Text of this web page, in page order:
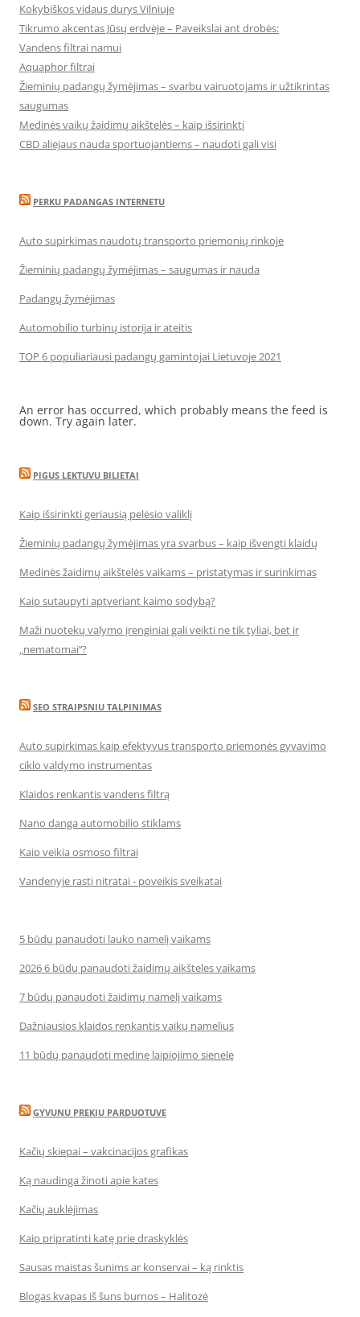
Kokybiškos vidaus durys Vilniuje
Tikrumo akcentas Jūsų erdvėje – Paveikslai ant drobės:
Vandens filtrai namui
Aquaphor filtrai
Žieminių padangų žymėjimas – svarbu vairuotojams ir užtikrintas
saugumas
Medinės vaikų žaidimų aikštelės – kaip išsirinkti
CBD aliejaus nauda sportuojantiems – naudoti gali visi
PERKU PADANGAS INTERNETU
Auto supirkimas naudotų transporto priemonių rinkoje
Žieminių padangų žymėjimas – saugumas ir nauda
Padangų žymėjimas
Automobilio turbinų istorija ir ateitis
TOP 6 populiariausi padangų gamintojai Lietuvoje 2021
An error has occurred, which probably means the feed is
down. Try again later.
PIGUS LEKTUVU BILIETAI
Kaip išsirinkti geriausią pelėsio valiklį
Žieminių padangų žymėjimas yra svarbus – kaip išvengti klaidų
Medinės žaidimų aikštelės vaikams – pristatymas ir surinkimas
Kaip sutaupyti aptveriant kaimo sodybą?
Maži nuotekų valymo įrenginiai gali veikti ne tik tyliai, bet ir
„nematomai‘‘?
SEO STRAIPSNIU TALPINIMAS
Auto supirkimas kaip efektyvus transporto priemonės gyvavimo
ciklo valdymo instrumentas
Klaidos renkantis vandens filtrą
Nano danga automobilio stiklams
Kaip veikia osmoso filtrai
Vandenyje rasti nitratai - poveikis sveikatai
5 būdų panaudoti lauko namelį vaikams
2026 6 būdų panaudoti žaidimų aikšteles vaikams
7 būdų panaudoti žaidimų namelį vaikams
Dažniausios klaidos renkantis vaikų namelius
11 būdų panaudoti medinę laipiojimo sienelę
GYVUNU PREKIU PARDUOTUVE
Kačių skiepai – vakcinacijos grafikas
Ką naudinga žinoti apie kates
Kačių auklėjimas
Kaip pripratinti katę prie draskyklės
Sausas maistas šunims ar konservai – ką rinktis
Blogas kvapas iš šuns burnos – Halitozė